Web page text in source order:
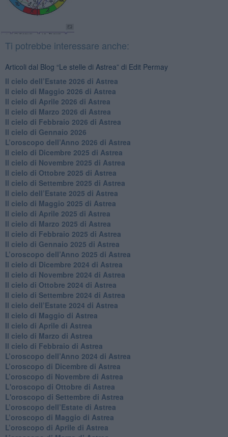
Ti potrebbe interessare anche:
Articoli dal Blog “Le stelle di Astrea” di Edit Permay
​Il cielo dell’Estate 2026 di Astrea
​Il cielo di Maggio 2026 di Astrea
​Il cielo di Aprile 2026 di Astrea
​Il cielo di Marzo 2026 di Astrea
​Il cielo di Febbraio 2026 di Astrea
Il cielo di Gennaio 2026
​L’oroscopo dell’Anno 2026 di Astrea
​Il cielo di Dicembre 2025 di Astrea
​Il cielo di Novembre 2025 di Astrea
​Il cielo di Ottobre 2025 di Astrea
Il cielo di Settembre 2025 di Astrea
Il cielo dell’Estate 2025 di Astrea
​Il cielo di Maggio 2025 di Astrea
​Il cielo di Aprile 2025 di Astrea
Il cielo di Marzo 2025 di Astrea
​Il cielo di Febbraio 2025 di Astrea
Il cielo di Gennaio 2025 di Astrea
​L’oroscopo dell’Anno 2025 di Astrea
​Il cielo di Dicembre 2024 di Astrea
Il cielo di Novembre 2024 di Astrea
​Il cielo di Ottobre 2024 di Astrea
​Il cielo di Settembre 2024 di Astrea
Il cielo dell’Estate 2024 di Astrea
Il cielo di Maggio di Astrea
Il cielo di Aprile di Astrea
​Il cielo di Marzo di Astrea
​Il cielo di Febbraio di Astrea
​L’oroscopo dell’Anno 2024 di Astrea
​L’oroscopo di Dicembre di Astrea
​L’oroscopo di Novembre di Astrea
L'oroscopo di Ottobre di Astrea
L'oroscopo di Settembre di Astrea
L’oroscopo dell’Estate di Astrea
​L’oroscopo di Maggio di Astrea
​L’oroscopo di Aprile di Astrea